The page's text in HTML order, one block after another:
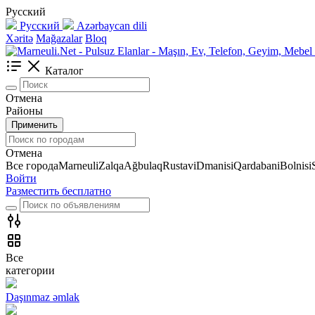
Русский
Русский
Azərbaycan dili
Xəritə Mağazalar Bloq
Каталог
Отмена
Районы
Применить
Отмена
Все городаMarneuliZalqaAğbulaqRustaviDmanisiQardabaniBolnisi
Войти
Разместить бесплатно
Все
категории
Daşınmaz əmlak